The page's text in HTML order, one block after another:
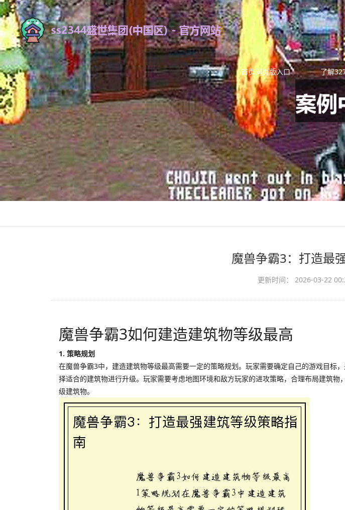
首页网页版入口 了解
魔兽争霸3：打造最
更新时间： 2026-03-22
魔兽争霸3如何建造建筑物等级最高
1. 策略规划
在魔兽争霸3中，建造建筑物等级最高需要一定的策略规划。玩家需要确定自己的游戏目
择适合的建筑物进行升级。玩家需要考虑地图环境和敌方玩家的进攻策略，合理布局建筑
级建筑物。